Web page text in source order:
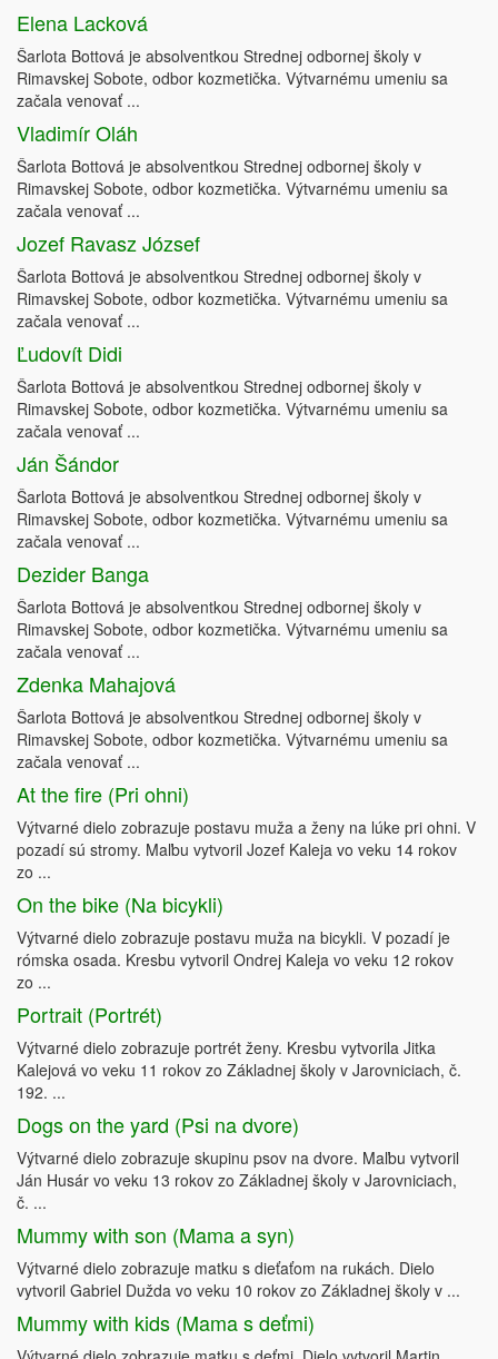
Elena Lacková
Šarlota Bottová je absolventkou Strednej odbornej školy v
Rimavskej Sobote, odbor kozmetička. Výtvarnému umeniu sa
začala venovať ...
Vladimír Oláh
Šarlota Bottová je absolventkou Strednej odbornej školy v
Rimavskej Sobote, odbor kozmetička. Výtvarnému umeniu sa
začala venovať ...
Jozef Ravasz József
Šarlota Bottová je absolventkou Strednej odbornej školy v
Rimavskej Sobote, odbor kozmetička. Výtvarnému umeniu sa
začala venovať ...
Ľudovít Didi
Šarlota Bottová je absolventkou Strednej odbornej školy v
Rimavskej Sobote, odbor kozmetička. Výtvarnému umeniu sa
začala venovať ...
Ján Šándor
Šarlota Bottová je absolventkou Strednej odbornej školy v
Rimavskej Sobote, odbor kozmetička. Výtvarnému umeniu sa
začala venovať ...
Dezider Banga
Šarlota Bottová je absolventkou Strednej odbornej školy v
Rimavskej Sobote, odbor kozmetička. Výtvarnému umeniu sa
začala venovať ...
Zdenka Mahajová
Šarlota Bottová je absolventkou Strednej odbornej školy v
Rimavskej Sobote, odbor kozmetička. Výtvarnému umeniu sa
začala venovať ...
At the fire (Pri ohni)
Výtvarné dielo zobrazuje postavu muža a ženy na lúke pri ohni. V
pozadí sú stromy. Maľbu vytvoril Jozef Kaleja vo veku 14 rokov
zo ...
On the bike (Na bicykli)
Výtvarné dielo zobrazuje postavu muža na bicykli. V pozadí je
rómska osada. Kresbu vytvoril Ondrej Kaleja vo veku 12 rokov
zo ...
Portrait (Portrét)
Výtvarné dielo zobrazuje portrét ženy. Kresbu vytvorila Jitka
Kalejová vo veku 11 rokov zo Základnej školy v Jarovniciach, č.
192. ...
Dogs on the yard (Psi na dvore)
Výtvarné dielo zobrazuje skupinu psov na dvore. Maľbu vytvoril
Ján Husár vo veku 13 rokov zo Základnej školy v Jarovniciach,
č. ...
Mummy with son (Mama a syn)
Výtvarné dielo zobrazuje matku s dieťaťom na rukách. Dielo
vytvoril Gabriel Dužda vo veku 10 rokov zo Základnej školy v ...
Mummy with kids (Mama s deťmi)